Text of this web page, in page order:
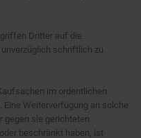
Dritter auf die
schriftlich zu
im ordentlichen
Weiterverfügung an solche
gegen sie gerichteten
beschränkt haben, ist